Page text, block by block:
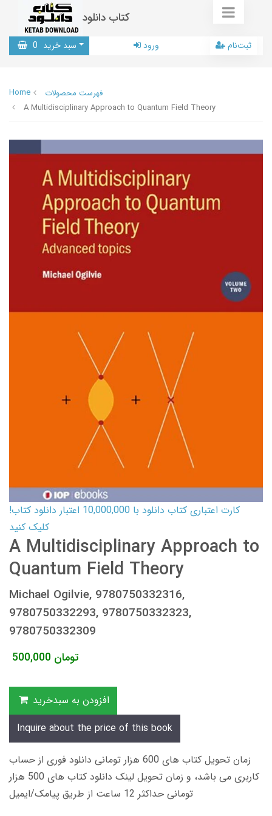
کتاب دانلود
سبد خرید 0 ورود ثبت‌نام
Home
فهرست محصولات
A Multidisciplinary Approach to Quantum Field Theory
کارت اعتباری کتاب دانلود با 10,000,000 اعتبار دانلود کتاب!
کلیک کنید
A Multidisciplinary Approach to
Quantum Field Theory
Michael Ogilvie, 9780750332316,
9780750332293, 9780750332323,
9780750332309
500,000 تومان
افزودن به سبدخرید
Inquire about the price of this book
زمان تحویل کتاب های 600 هزار تومانی دانلود فوری از حساب
کاربری می باشد، و زمان تحویل لینک دانلود کتاب های 500 هزار
تومانی حداکثر 12 ساعت از طریق پیامک/ایمیل